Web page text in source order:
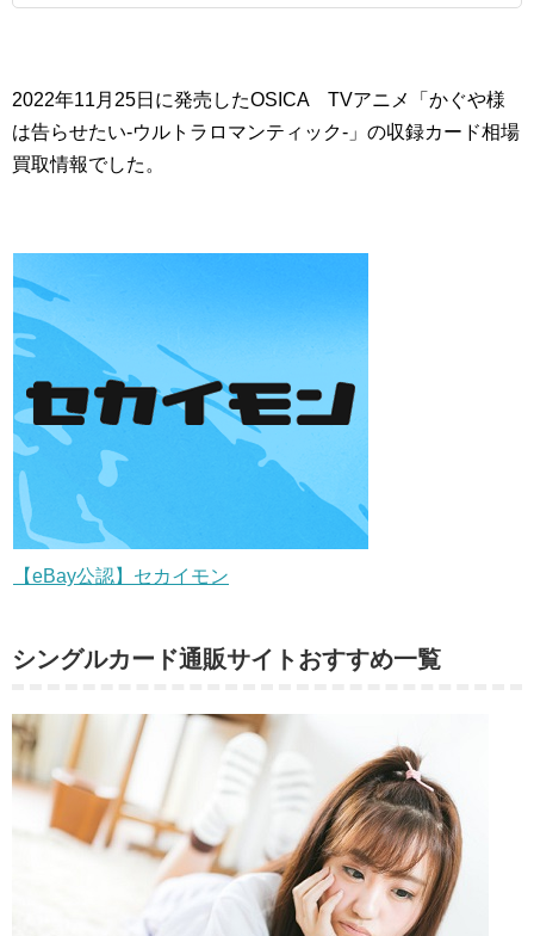
2022年11月25日に発売したOSICA TVアニメ「かぐや様
は告らせたい-ウルトラロマンティック-」の収録カード相場
買取情報でした。
【eBay公認】セカイモン
シングルカード通販サイトおすすめ一覧